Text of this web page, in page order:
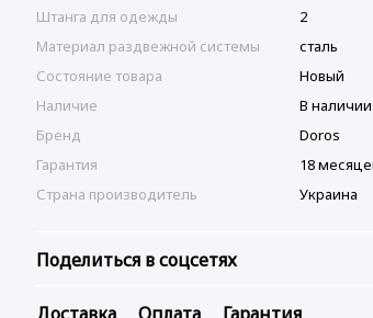
Штанга для одежды
2
Материал раздвежной системы
сталь
Состояние товара
Новый
Наличие
В наличии
Бренд
Doros
Гарантия
18
Страна производитель
Украина
Поделиться в соцсетях